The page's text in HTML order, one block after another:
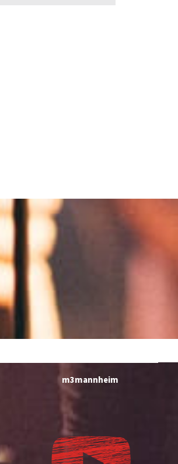
m3mannheim